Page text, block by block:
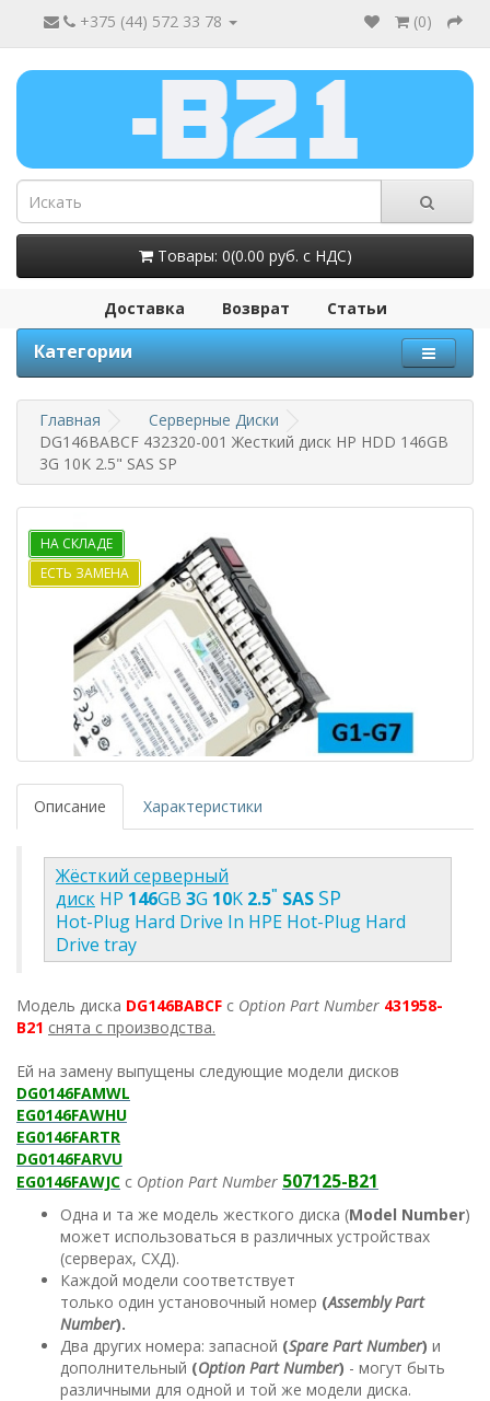
+375 (44) 572 33 78 (0)
Товары: 0(0.00 руб. с НДС)
Доставка Возврат Статьи
Категории
Главная
Серверные Диски
DG146BABCF 432320-001 Жесткий диск HP HDD 146GB
3G 10K 2.5" SAS SP
НА СКЛАДЕ
ЕСТЬ ЗАМЕНА
Описание Характеристики
Жёсткий серверный
диск HP 146GB 3G 10K 2.5" SAS SP
Hot-Plug Hard Drive In HPE Hot-Plug Hard
Drive tray
Модель диска DG146BABCF с Option Part Number 431958-
B21 снята с производства.
Ей на замену выпущены следующие модели дисков
DG0146FAMWL
EG0146FAWHU
EG0146FARTR
DG0146FARVU
EG0146FAWJC с Option Part Number 507125-B21
Одна и та же модель жесткого диска (Model Number)
может использоваться в различных устройствах
(серверах, СХД).
Каждой модели соответствует
только один установочный номер (Assembly Part
Number).
Два других номера: запасной (Spare Part Number) и
дополнительный (Option Part Number) - могут быть
различными для одной и той же модели диска.